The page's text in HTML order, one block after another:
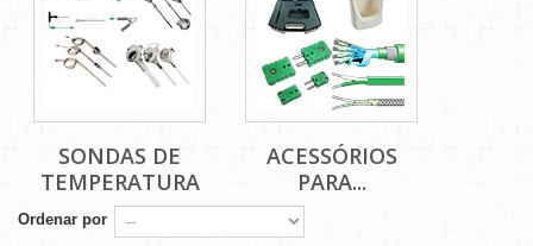
SONDAS DE
TEMPERATURA
ACESSÓRIOS
PARA...
Ordenar por